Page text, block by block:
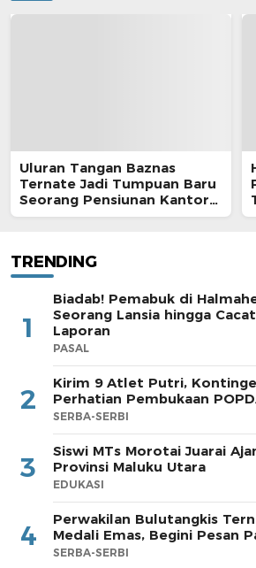
Uluran Tangan Baznas
Ternate Jadi Tumpuan Baru
Seorang Pensiunan Kantor
Pos
TRENDING
1
Biadab! Pemabuk di
Seorang Lansia hingga
Laporan
PASAL
2
Kirim 9 Atlet Putri,
Perhatian Pembukaan
SERBA-SERBI
3
Siswi MTs Morotai Juarai
Provinsi Maluku Utara
EDUKASI
4
Perwakilan Bulutangkis
Medali Emas, Begini Pesan
SERBA-SERBI